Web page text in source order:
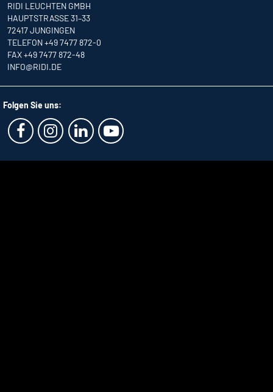
RIDI LEUCHTEN GMBH
HAUPTSTRASSE 31–33
72417 JUNGINGEN
TELEFON +49 7477 872-0
FAX +49 7477 872-48
INFO@RIDI.DE
Folgen Sie uns: